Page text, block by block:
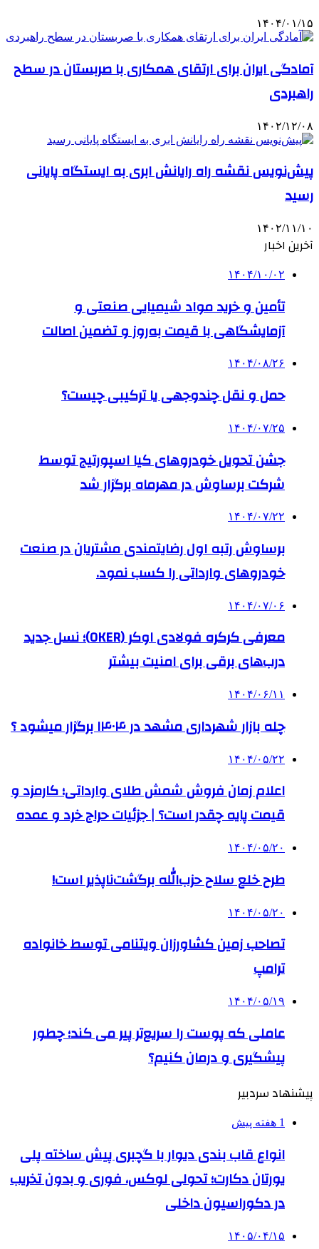
۱۴۰۴/۰۱/۱۵
آمادگی ایران برای ارتقای همکاری با صربستان در سطح
راهبردی
۱۴۰۲/۱۲/۰۸
پیش‌نویس نقشه راه رایانش ابری به ایستگاه پایانی
رسید
۱۴۰۲/۱۱/۱۰
آخرین اخبار
۱۴۰۴/۱۰/۰۲
تأمین و خرید مواد شیمیایی صنعتی و
آزمایشگاهی با قیمت به‌روز و تضمین اصالت
۱۴۰۴/۰۸/۲۶
حمل و نقل چندوجهی یا ترکیبی چیست؟
۱۴۰۴/۰۷/۲۵
جشن تحویل خودروهای کیا اسپورتیج توسط
شرکت برساوش در مهرماه برگزار شد
۱۴۰۴/۰۷/۲۲
برساوش رتبه اول رضایتمندی مشتریان در صنعت
خودروهای وارداتی را کسب نمود.
۱۴۰۴/۰۷/۰۶
معرفی کرکره فولادی اوکر (OKER)؛ نسل جدید
درب‌های برقی برای امنیت بیشتر
۱۴۰۴/۰۶/۱۱
چله بازار شهرداری مشهد در ۱۴۰۴ برگزار میشود ؟
۱۴۰۴/۰۵/۲۲
اعلام زمان فروش شمش طلای وارداتی؛ کارمزد و
قیمت پایه چقدر است؟ | جزئیات حراج خرد و عمده
۱۴۰۴/۰۵/۲۰
طرح خلع سلاح حزب‌الله برگشت‌ناپذیر است!
۱۴۰۴/۰۵/۲۰
تصاحب زمین کشاورزان ویتنامی توسط خانواده
ترامپ
۱۴۰۴/۰۵/۱۹
عاملی که پوست را سریع‌تر پیر می کند؛ چطور
پیشگیری و درمان کنیم؟
پیشنهاد سردبیر
1 هفته پیش
انواع قاب بندی دیوار با گچبری پیش ساخته پلی
یورتان دکارت؛ تحولی لوکس، فوری و بدون تخریب
در دکوراسیون داخلی
۱۴۰۵/۰۴/۱۵